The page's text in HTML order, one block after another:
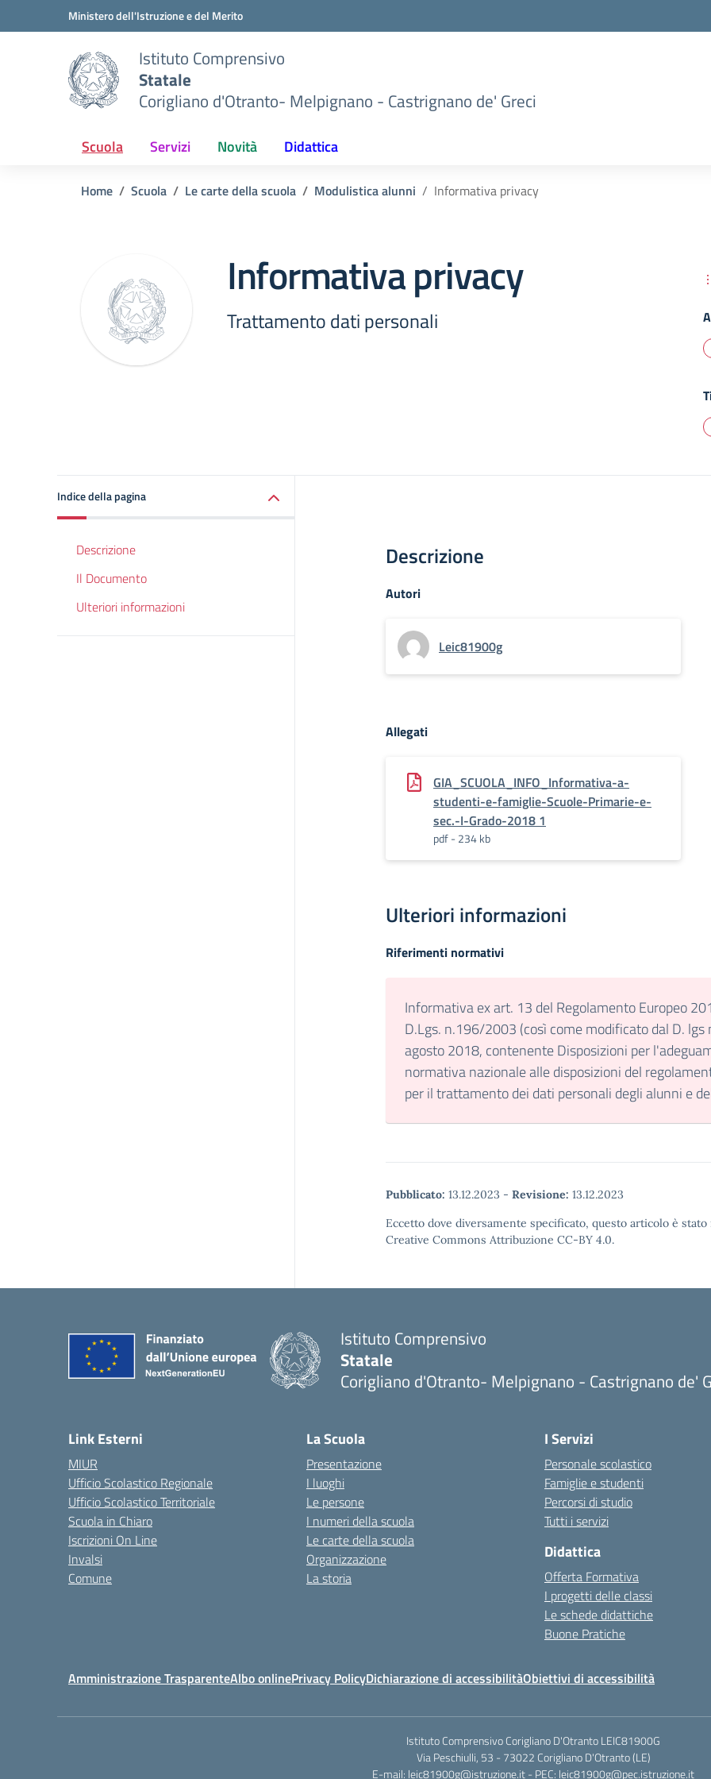
Vai ai contenuti
Vai al menu di navigazioneMinistero dell'Istruzione e del Merito
Istituto Comprensivo
Statale
Corigliano d'Otranto- Melpignano - Castrignano de' Greci
Scuola Servizi Novità Didattica
Home Scuola Le carte della scuola Modulistica alunni Informativa privacy
Informativa privacy
Trattamento dati personali
Indice della pagina
Descrizione
Il Documento
Ulteriori informazioni
Descrizione
Autori
Leic81900g
Allegati
GIA_SCUOLA_INFO_Informativa-a-
studenti-e-famiglie-Scuole-Primarie-e-
sec.-I-Grado-2018 1
pdf - 234 kb
Ulteriori informazioni
Riferimenti normativi
Informativa ex art. 13 del Regolamento Europeo
D.Lgs. n.196/2003 (così come modificato dal D. lgs
agosto 2018, contenente Disposizioni per
normativa nazionale alle disposizioni del
per il trattamento dei dati personali degli alunni e
Pubblicato: 13.12.2023 - Revisione: 13.12.2023
Eccetto dove diversamente specificato, questo articolo è
Creative Commons Attribuzione CC-BY 4.0.
Istituto Comprensivo
Statale
Corigliano d'Otranto- Melpignano - Castrignano de'
Link Esterni
MIUR
Ufficio Scolastico Regionale
Ufficio Scolastico Territoriale
Scuola in Chiaro
Iscrizioni On Line
Invalsi
Comune
La Scuola
Presentazione
I luoghi
Le persone
I numeri della scuola
Le carte della scuola
Organizzazione
La storia
I Servizi
Personale scolastico
Famiglie e studenti
Percorsi di studio
Tutti i servizi
Didattica
Offerta Formativa
I progetti delle classi
Le schede didattiche
Buone Pratiche
Amministrazione TrasparenteAlbo onlinePrivacy PolicyDichiarazione di accessibilitàObiettivi di accessibilità
Istituto Comprensivo Corigliano D'Otranto LEIC81900G
Via Peschiulli, 53 - 73022 Corigliano D'Otranto (LE)
E-mail: leic81900g@istruzione.it - PEC: leic81900g@pec.istruzione.it